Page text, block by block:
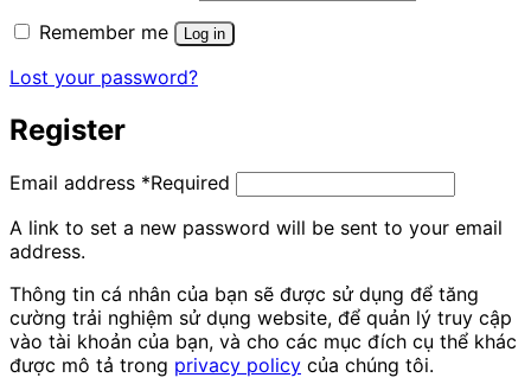
Remember me
Log in
Lost your password?
Register
Email address *Required
A link to set a new password will be sent to your email
address.
Thông tin cá nhân của bạn sẽ được sử dụng để tăng
cường trải nghiệm sử dụng website, để quản lý truy cập
vào tài khoản của bạn, và cho các mục đích cụ thể khác
được mô tả trong privacy policy của chúng tôi.